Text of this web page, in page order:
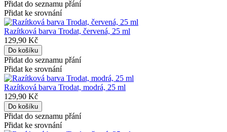
Přidat do seznamu přání
Přidat ke srovnání
Razítková barva Trodat, červená, 25 ml
129,90 Kč
Přidat do seznamu přání
Přidat ke srovnání
Razítková barva Trodat, modrá, 25 ml
129,90 Kč
Přidat do seznamu přání
Přidat ke srovnání